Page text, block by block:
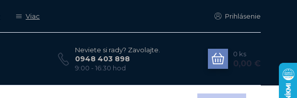
Viac Prihlásenie
Neviete si rady? Zavolajte.
0948 403 898
9:00 - 16:30 hod
0 ks
0,00 €